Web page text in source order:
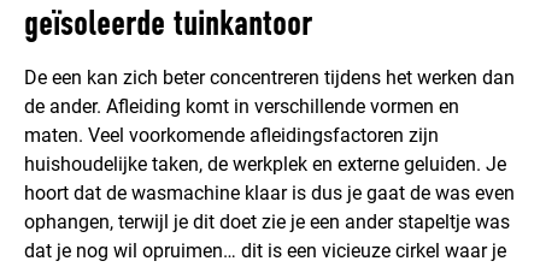
geïsoleerde tuinkantoor
De een kan zich beter concentreren tijdens het werken dan
de ander. Afleiding komt in verschillende vormen en
maten. Veel voorkomende afleidingsfactoren zijn
huishoudelijke taken, de werkplek en externe geluiden. Je
hoort dat de wasmachine klaar is dus je gaat de was even
ophangen, terwijl je dit doet zie je een ander stapeltje was
dat je nog wil opruimen… dit is een vicieuze cirkel waar je